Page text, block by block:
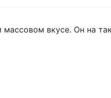
вкусе. Он на